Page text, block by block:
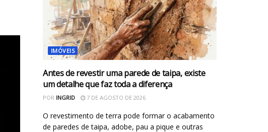
IMÓVEIS
Antes de revestir uma parede de taipa, existe
um detalhe que faz toda a diferença
POR INGRID 7 DE AGOSTO DE 2026
O revestimento de terra pode formar o acabamento
de paredes de taipa, adobe, pau a pique e outras